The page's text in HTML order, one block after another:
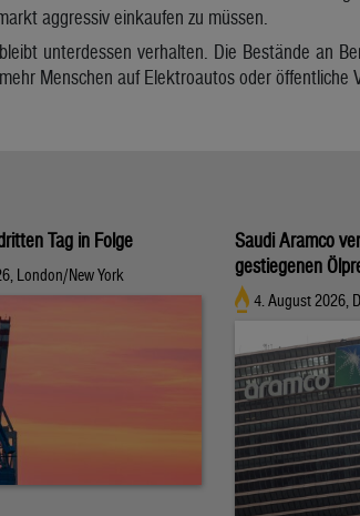
aggressiv einkaufen zu müssen.
unterdessen verhalten. Die Bestände an
Menschen auf Elektroautos oder öffentliche
Tag in Folge
London/New York
Saudi Aramco
gestiegenen
4. August 2026,